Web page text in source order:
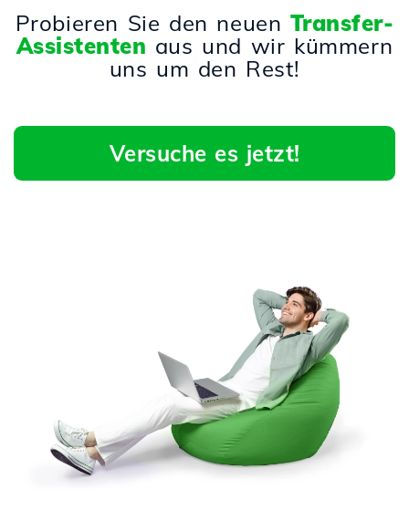
Probieren Sie den neuen Transfer-
Assistenten aus und wir kümmern
uns um den Rest!
Versuche es jetzt!